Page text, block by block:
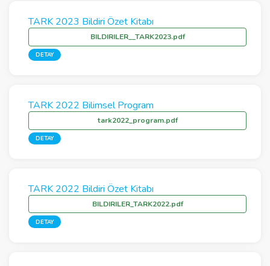
TARK 2023 Bildiri Özet Kitabı
BILDIRILER__TARK2023.pdf
DETAY
TARK 2022 Bilimsel Program
tark2022_program.pdf
DETAY
TARK 2022 Bildiri Özet Kitabı
BILDIRILER_TARK2022.pdf
DETAY